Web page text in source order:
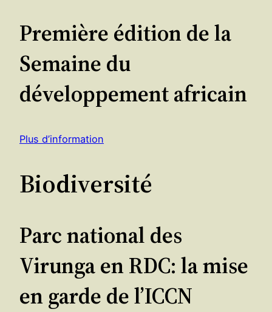
Première édition de la
Semaine du
développement africain
Plus d’information
Biodiversité
Parc national des
Virunga en RDC: la mise
en garde de l’ICCN